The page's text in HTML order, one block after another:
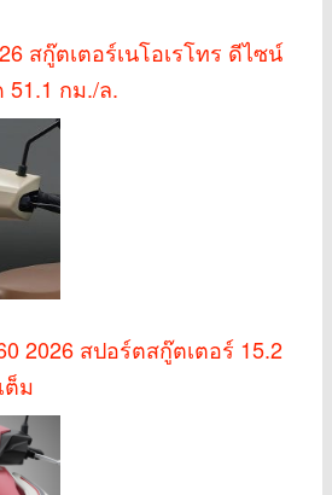
สกู๊ตเตอร์เนโอเรโทร ดีไซน์
51.1 กม./ล.
2026 สปอร์ตสกู๊ตเตอร์ 15.2
ต็ม